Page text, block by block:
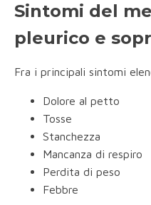
Sintomi del
pleurico e
Fra i principali sintomi
Dolore al petto
Tosse
Stanchezza
Mancanza di respiro
Perdita di peso
Febbre